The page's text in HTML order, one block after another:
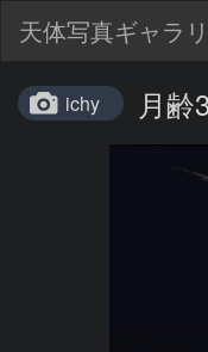
天体写真ギャラ
ichy 月齢